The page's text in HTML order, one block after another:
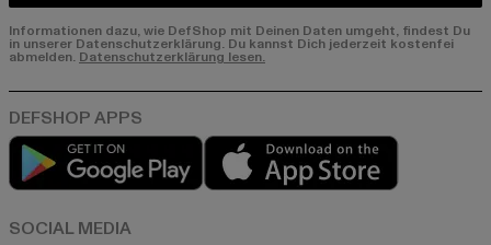
Informationen dazu, wie DefShop mit Deinen Daten umgeht, findest Du
in unserer Datenschutzerklärung. Du kannst Dich jederzeit kostenfei
abmelden. Datenschutzerklärung lesen.
Play market